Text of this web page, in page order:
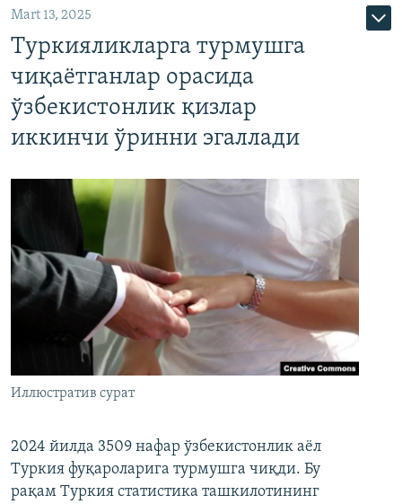
Mart 13, 2025
Туркияликларга турмушга
чиқаётганлар орасида
ўзбекистонлик қизлар
иккинчи ўринни эгаллади
Иллюстратив сурат
2024 йилда 3509 нафар ўзбекистонлик аёл
Туркия фуқароларига турмушга чиқди. Бу
рақам Туркия статистика ташкилотининг